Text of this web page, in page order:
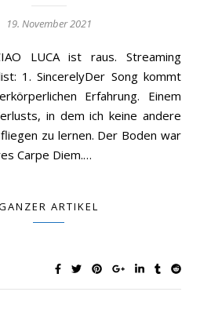
19. November 2021
LUCA ist raus. Streaming
1. SincerelyDer Song kommt
Erfahrung. Einem
in dem ich keine andere
zu lernen. Der Boden war
Carpe Diem.…
ARTIKEL